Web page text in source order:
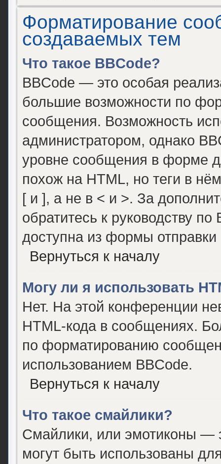
Форматирование
создаваемых тем
Что такое BBCode?
BBCode — это особая
большие возможности по
сообщения. Возможность
администратором, однако
уровне сообщения в форме
похож на HTML, но теги в
[ и ], а не в < и >. За
обратитесь к руководству
доступна из формы
Вернуться к началу
Могу ли я использовать
Нет. На этой конференции
HTML-кода в сообщениях.
по форматированию
использованием BBCode.
Вернуться к началу
Что такое смайлики?
Смайлики, или эмотиконы —
могут быть использованы